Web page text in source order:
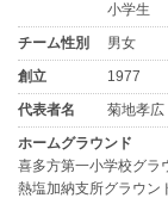
小学生
チーム性別
男女
創立
1977
代表者名
菊地孝広
ホームグラウンド
喜多方第一小学校グラ
熱塩加納支所グラウン